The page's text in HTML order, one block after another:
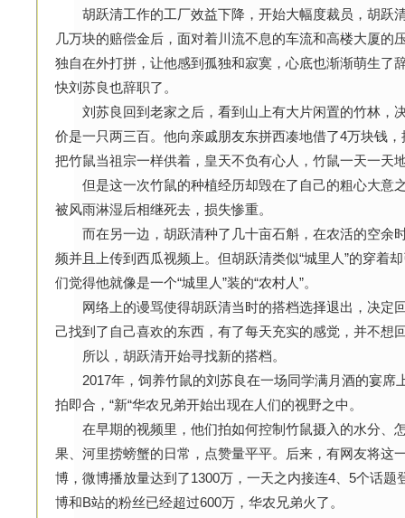
胡跃清工作的工厂效益下降，开始大幅度裁员，胡跃
几万块的赔偿金后，面对着川流不息的车流和高楼大厦的
独自在外打拼，让他感到孤独和寂寞，心底也渐渐萌生了
快刘苏良也辞职了。
刘苏良回到老家之后，看到山上有大片闲置的竹林，
价是一只两三百。他向亲戚朋友东拼西凑地借了4万块钱
把竹鼠当祖宗一样供着，皇天不负有心人，竹鼠一天一天
但是这一次竹鼠的种植经历却毁在了自己的粗心大意
被风雨淋湿后相继死去，损失惨重。
而在另一边，胡跃清种了几十亩石斛，在农活的空余时
频并且上传到西瓜视频上。但胡跃清类似“城里人”的穿着
们觉得他就像是一个“城里人”装的“农村人”。
网络上的谩骂使得胡跃清当时的搭档选择退出，决定
己找到了自己喜欢的东西，有了每天充实的感觉，并不想
所以，胡跃清开始寻找新的搭档。
2017年，饲养竹鼠的刘苏良在一场同学满月酒的宴席
拍即合，“新“华农兄弟开始出现在人们的视野之中。
在早期的视频里，他们拍如何控制竹鼠摄入的水分、
果、河里捞螃蟹的日常，点赞量平平。后来，有网友将这
博，微博播放量达到了1300万，一天之内接连4、5个话
博和B站的粉丝已经超过600万，华农兄弟火了。